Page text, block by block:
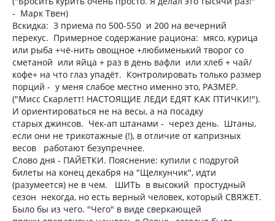
- Марк Твен)
Вскидка: 3 приема по 500-550 и 200 на вечерний
перекус. Примерное содержание рациона: мясо, курица
или рыба +чё-нить овощное +любименький творог со
сметаной или яйца + раз в день вафли или хлеб + чай/
кофе+ на что глаз упадёт. Контролировать только размер
порций - у меня слабое местно именно это, РАЗМЕР.
("Мисс Скарлетт! НАСТОЯЩИЕ ЛЕДИ ЕДЯТ КАК ПТИЧКИ!").
И ориентироваться не на весы, а на посадку
старых джинсов. Чек-ап штанами - через день. Штаны,
если они не трикотажные (!), в отличие от капризных
весов работают безупречнее.
Слово дня - ПАЙЕТКИ. Пояснение: купили с подругой
билеты на конец декабря на "Щелкунчик", идти
(разумеется) не в чем. ШИТЬ в высокий простудный
сезон некогда, но есть верный человек, который СВЯЖЕТ.
Было бы из чего. "Чего" в виде сверкающей